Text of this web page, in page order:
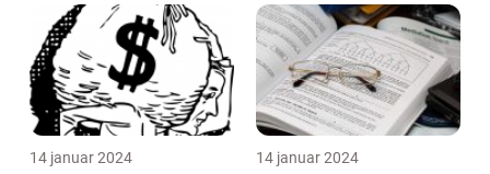
kan man nemt og ...
14 januar 2024 14 januar 2024